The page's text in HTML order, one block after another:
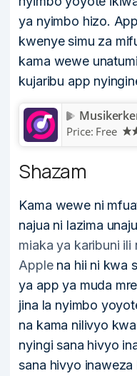
ya nyimbo hizo.
kwenye simu za
kama wewe
kujaribu app
Price: Free
Shazam
Kama wewe ni
najua ni lazima
miaka ya karibuni ili
Applena hii ni kwa
ya app ya muda
jina la nyimbo
na kama nilivyo
nyingi sana hivyo
sana hivyo